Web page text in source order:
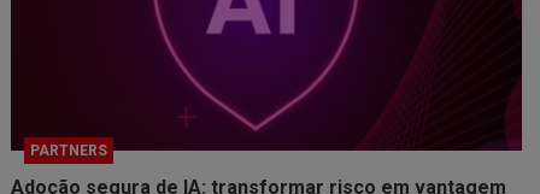
PARTNERS
Adoção segura de IA: transformar risco em vantagem